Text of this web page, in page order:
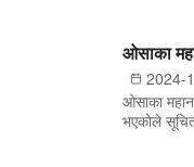
2024-
ओसाका
ओसाका
भएकोले